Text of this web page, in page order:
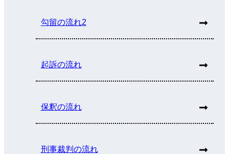
勾留の流れ2
起訴の流れ
保釈の流れ
刑事裁判の流れ